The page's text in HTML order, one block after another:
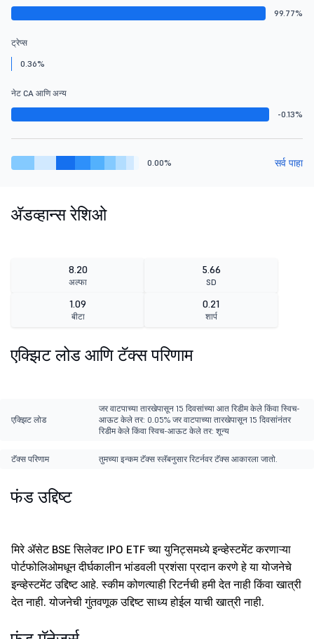
99.77%
ट्रेप्स
0.36%
नेट CA आणि अन्य
-0.13%
0.00% सर्व पाहा
ॲडव्हान्स रेशिओ
8.20
अल्फा
5.66
SD
1.09
बीटा
0.21
शार्प
एक्झिट लोड आणि टॅक्स परिणाम
एक्झिट लोड
जर वाटपाच्या तारखेपासून 15 दिवसांच्या आत रिडीम केले किंवा स्विच-
आऊट केले तर: 0.05% जर वाटपाच्या तारखेपासून 15 दिवसांनंतर
रिडीम केले किंवा स्विच-आऊट केले तर: शून्य
टॅक्स परिणाम तुमच्या इन्कम टॅक्स स्लॅबनुसार रिटर्नवर टॅक्स आकारला जातो.
फंड उद्दिष्ट
मिरे ॲसेट BSE सिलेक्ट IPO ETF च्या युनिट्समध्ये इन्व्हेस्टमेंट करणाऱ्या
पोर्टफोलिओमधून दीर्घकालीन भांडवली प्रशंसा प्रदान करणे हे या योजनेचे
इन्व्हेस्टमेंट उद्दिष्ट आहे. स्कीम कोणत्याही रिटर्नची हमी देत नाही किंवा खात्री
देत नाही. योजनेची गुंतवणूक उद्दिष्ट साध्य होईल याची खात्री नाही.